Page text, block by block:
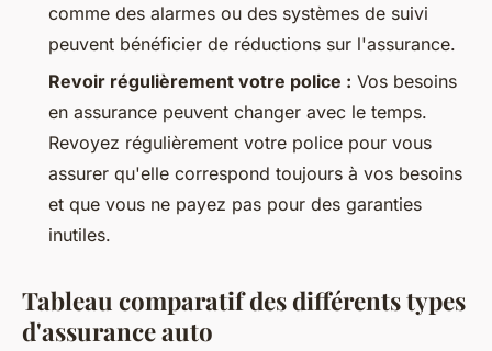
comme des alarmes ou des systèmes de suivi
peuvent bénéficier de réductions sur l'assurance.
Revoir régulièrement votre police : Vos besoins
en assurance peuvent changer avec le temps.
Revoyez régulièrement votre police pour vous
assurer qu'elle correspond toujours à vos besoins
et que vous ne payez pas pour des garanties
inutiles.
Tableau comparatif des différents types
d'assurance auto